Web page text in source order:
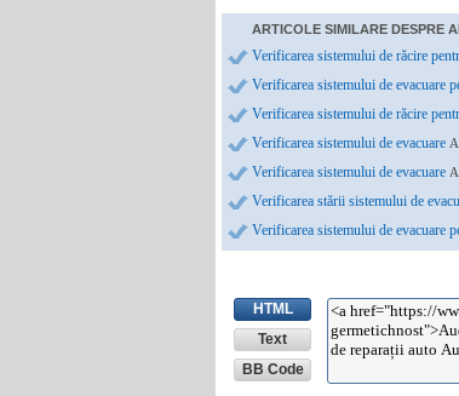
ARTICOLE SIMILARE DESPRE
Verificarea sistemului de răcire
Verificarea sistemului de evacuare
Verificarea sistemului de răcire
Verificarea sistemului de evacuare
Verificarea sistemului de evacuare
Verificarea stării sistemului de
Verificarea sistemului de evacuare
HTML
Text
BB Code